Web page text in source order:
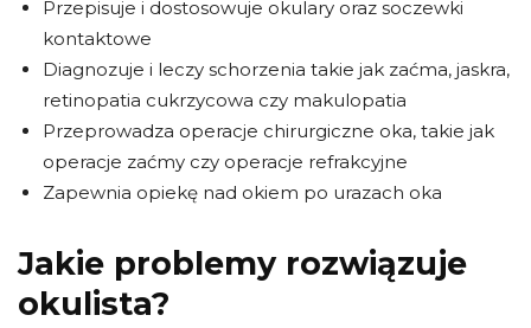
Przepisuje i dostosowuje okulary oraz soczewki
kontaktowe
Diagnozuje i leczy schorzenia takie jak zaćma, jaskra,
retinopatia cukrzycowa czy makulopatia
Przeprowadza operacje chirurgiczne oka, takie jak
operacje zaćmy czy operacje refrakcyjne
Zapewnia opiekę nad okiem po urazach oka
Jakie problemy rozwiązuje
okulista?